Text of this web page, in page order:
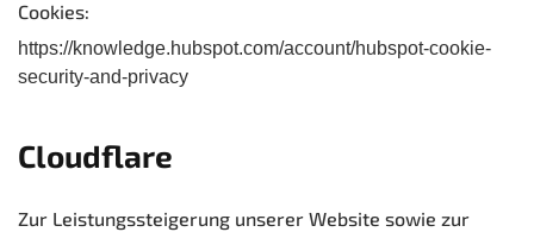
Cookies:
https://knowledge.hubspot.com/account/hubspot-cookie-
security-and-privacy
Cloudflare
Zur Leistungssteigerung unserer Website sowie zur